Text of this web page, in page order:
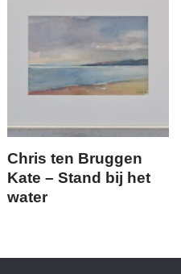
Chris ten Bruggen
Kate – Stand bij het
water